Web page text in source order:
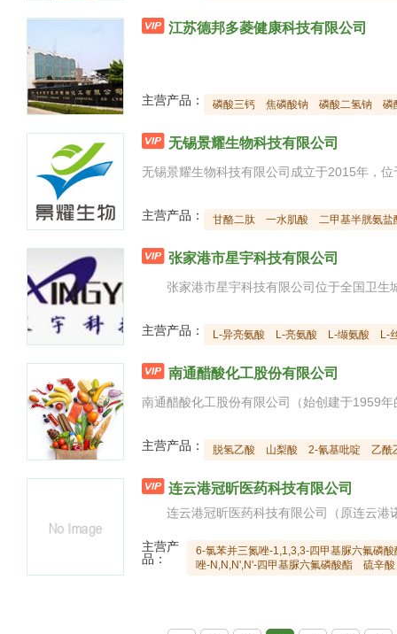
 江苏德邦多菱健康科技有限公司
主营产品： 磷酸三钙 焦磷酸钠 磷酸二氢钠 磷
 无锡景耀生物科技有限公司
主营产品： 甘酪二肽 一水肌酸 二甲基半胱氨盐
 张家港市星宇科技有限公司
主营产品： L-异亮氨酸 L-亮氨酸 L-缬氨酸 L-
 南通醋酸化工股份有限公司
主营产品： 脱氢乙酸 山梨酸 2-氰基吡啶 乙酰
 连云港冠昕医药科技有限公司
主营产
品：
6-氯苯并三氮唑-1,1,3,3-四甲基脲六氟磷酸
唑-N,N,N',N'-四甲基脲六氟磷酸酯
硫辛酸